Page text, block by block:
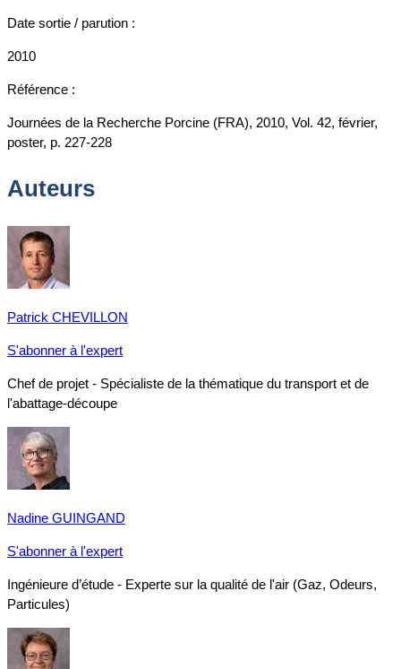
Date sortie / parution :
2010
Référence :
Journées de la Recherche Porcine (FRA), 2010, Vol. 42, février,
poster, p. 227-228
Auteurs
Patrick CHEVILLON
S'abonner à l'expert
Chef de projet - Spécialiste de la thématique du transport et de
l'abattage-découpe
Nadine GUINGAND
S'abonner à l'expert
Ingénieure d’étude - Experte sur la qualité de l'air (Gaz, Odeurs,
Particules)